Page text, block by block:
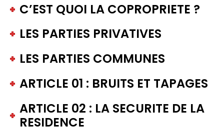
C’EST QUOI LA COPROPRIETE ?
LES PARTIES PRIVATIVES
LES PARTIES COMMUNES
ARTICLE 01 : BRUITS ET TAPAGES
ARTICLE 02 : LA SECURITE DE LA
RESIDENCE